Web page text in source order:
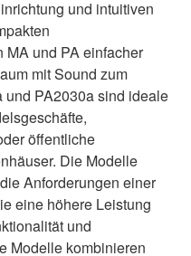
und intuitiven
MA und PA einfacher
mit Sound zum
und PA2030a sind ideale
öffentliche
Die Modelle
Anforderungen einer
eine höhere Leistung
und
Modelle kombinieren